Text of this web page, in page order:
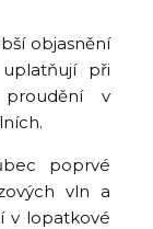
objasnění
při
proudění v
poprvé
vln a
v lopatkové